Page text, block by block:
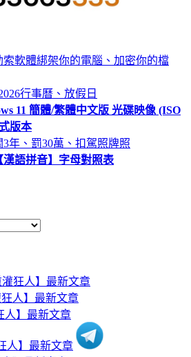
索軟體綁架你的電腦、加密你的檔
行事曆、放假日
11 簡體/繁體中文版 光碟映像 (ISO
版本
年、罰30萬、扣駕照牌照
漢語拼音】字母對照表